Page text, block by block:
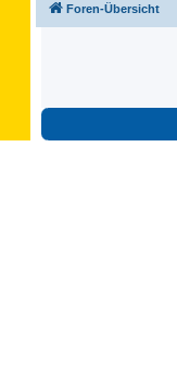
Foren-Übersicht